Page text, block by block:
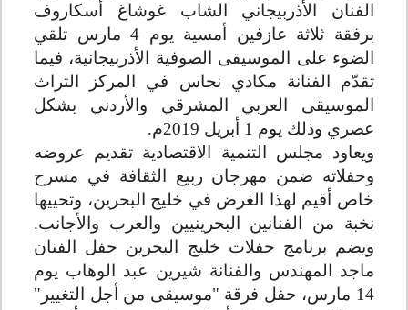
الفنان الأذربيجاني الشاب غوشاغ أسكاروف
برفقة ثلاثة عازفين أمسية يوم 4 مارس تلقي
الضوء على الموسيقى الصوفية الأذربيجانية، فيما
تقدّم الفنانة مكادي نحاس في المركز التراث
الموسيقى العربي المشرقي والأردني بشكل
عصري وذلك يوم 1 أبريل 2019م
.
ويعاود مجلس التنمية الاقتصادية تقديم عروضه
وحفلاته ضمن مهرجان ربيع الثقافة في مسرح
خاص أقيم لهذا الغرض في خليج البحرين، وتحييها
نخبة من الفنانين البحرينيين والعرب والأجانب.
ويضم برنامج حفلات خليج البحرين حفل الفنان
ماجد المهندس والفنانة شيرين عبد الوهاب يوم
14 مارس، حفل فرقة "موسيقى من أجل التغيير"